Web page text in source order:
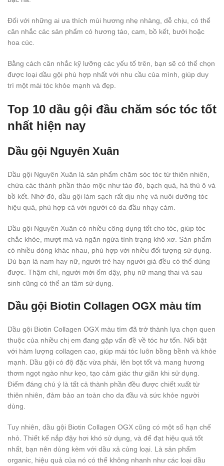
Đối với những ai ưa thích mùi hương nhẹ nhàng, dễ chịu, có thể
cân nhắc các sản phẩm có hương táo, cam, bồ kết, bưởi hoặc
hoa cúc.
Bằng cách cân nhắc kỹ lưỡng các yếu tố trên, bạn sẽ có thể chọn
được loại dầu gội phù hợp nhất với nhu cầu của mình, giúp duy
trì một mái tóc khỏe mạnh và đẹp.
Top 10 dầu gội đầu chăm sóc tóc tốt
nhất hiện nay
Dầu gội Nguyên Xuân
Dầu gội Nguyên Xuân là sản phẩm chăm sóc tóc từ thiên nhiên,
chứa các thành phần thảo mộc như táo đỏ, bạch quả, hà thủ ô và
bồ kết. Nhờ đó, dầu gội làm sạch rất dịu nhẹ và nuôi dưỡng tóc
hiệu quả, phù hợp cả với người có da đầu nhạy cảm.
Dầu gội Nguyên Xuân có nhiều công dụng tốt cho tóc, giúp tóc
chắc khỏe, mượt mà và ngăn ngừa tình trạng khô xơ. Sản phẩm
có nhiều dòng khác nhau, phù hợp với nhiều đối tượng sử dụng.
Dù bạn là nam hay nữ, người trẻ hay người già đều có thể dùng
được. Thậm chí, người mới ốm dậy, phụ nữ mang thai và sau
sinh cũng có thể an tâm sử dụng.
Dầu gội Biotin Collagen OGX màu tím
Dầu gội Biotin Collagen OGX màu tím đã trở thành lựa chọn quen
thuộc của nhiều chị em đang gặp vấn đề về tóc hư tổn. Nổi bật
với hàm lượng collagen cao, giúp mái tóc luôn bồng bềnh và khỏe
mạnh. Dầu gội có độ đặc vừa phải, lên bọt tốt và mang hương
thơm ngọt ngào như kẹo, tạo cảm giác thư giãn khi sử dụng.
Điểm đáng chú ý là tất cả thành phần đều được chiết xuất từ
thiên nhiên, đảm bảo an toàn cho da đầu và sức khỏe người
dùng.
Tuy nhiên, dầu gội Biotin Collagen OGX cũng có một số hạn chế
nhỏ. Thiết kế nắp đậy hơi khó sử dụng, và để đạt hiệu quả tốt
nhất, bạn nên dùng kèm với dầu xả cùng loại. Là sản phẩm
organic, hiệu quả của nó có thể không nhanh như các loại dầu